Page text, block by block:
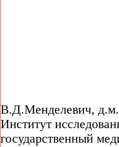
В.Д.Менделевич,
Институт
государственный